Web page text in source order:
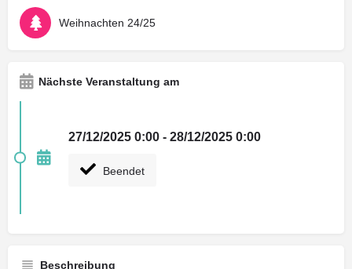
Weihnachten 24/25
Nächste Veranstaltung am
27/12/2025 0:00 - 28/12/2025 0:00
Beendet
Beschreibung